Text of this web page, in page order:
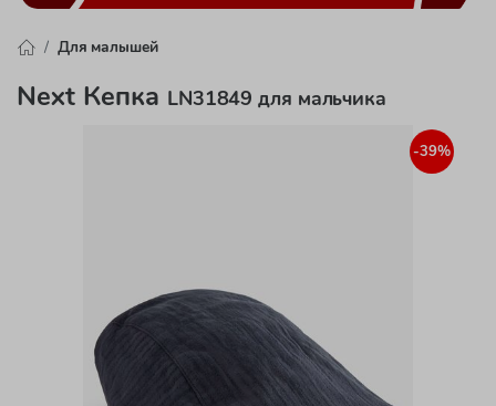
Для малышей
Next Кепка LN31849 для мальчика
-39%